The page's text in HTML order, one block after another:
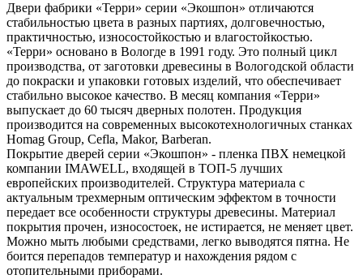
Двери фабрики «Терри» серии «Экошпон» отличаются
стабильностью цвета в разных партиях, долговечностью,
практичностью, износостойкостью и влагостойкостью.
«Терри» основано в Вологде в 1991 году. Это полный цикл
производства, от заготовки древесины в Вологодской области
до покраски и упаковки готовых изделий, что обеспечивает
стабильно высокое качество. В месяц компания «Терри»
выпускает до 60 тысяч дверных полотен. Продукция
производится на современных высокотехнологичных станках
Homag Group, Cefla, Makor, Barberan.
Покрытие дверей серии «Экошпон» - пленка ПВХ немецкой
компании IMAWELL, входящей в ТОП-5 лучших
европейских производителей. Структура материала с
актуальным трехмерным оптическим эффектом в точности
передает все особенности структуры древесины. Материал
покрытия прочен, износостоек, не истирается, не меняет цвет.
Можно мыть любыми средствами, легко выводятся пятна. Не
боится перепадов температур и нахождения рядом с
отопительными приборами.